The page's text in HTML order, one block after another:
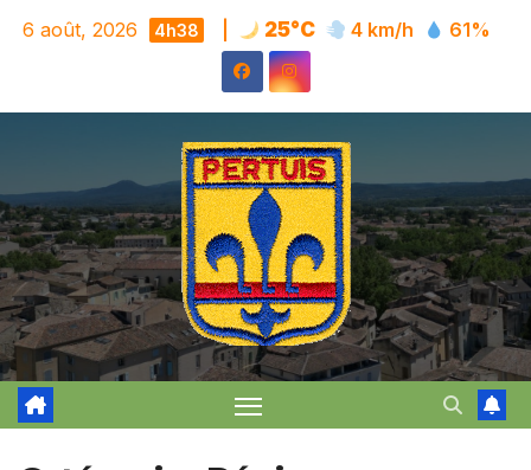
Skip
6 août, 2026 4h38 25°C 4 km/h 61%